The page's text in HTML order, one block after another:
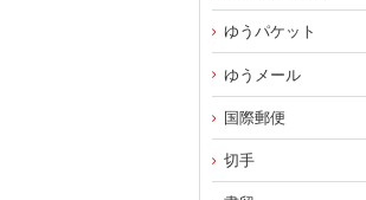
ゆうパケット
ゆうメール
国際郵便
切手